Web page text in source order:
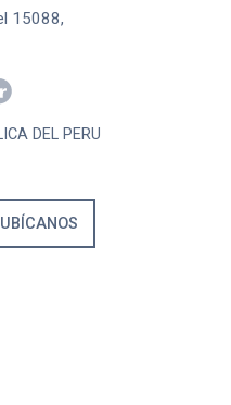
15088,
DEL PERU
UBÍCANOS